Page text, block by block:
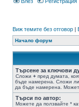
Виж темите без отговор |
Начало форум
Търсене за ключови
Сложи + пред думата,
бъде намерена. Сложи
да бъде намерена.
Търси по автор:
Можете да ползвайте *